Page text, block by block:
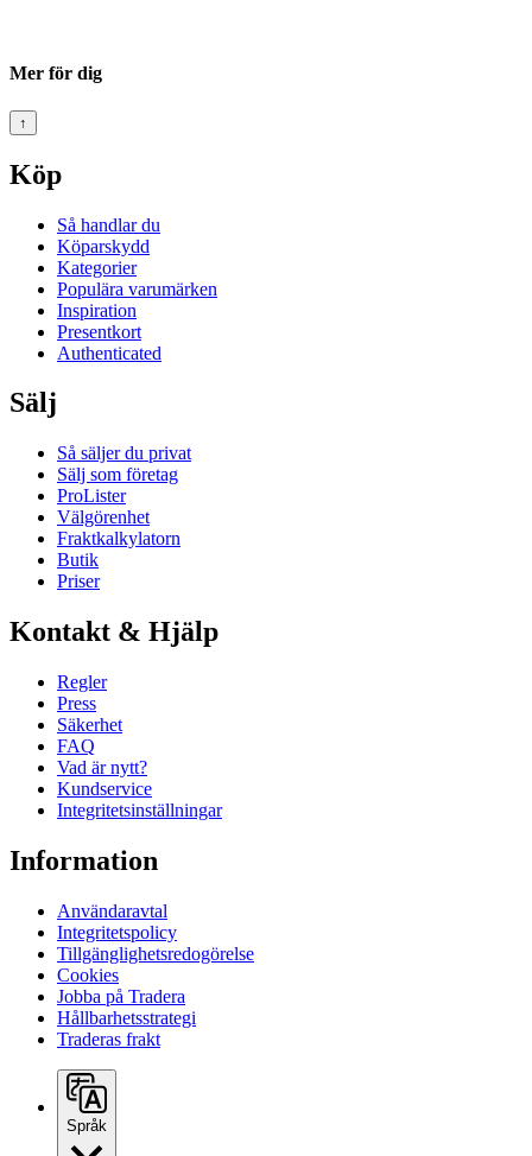
Mer för dig
↑
Köp
Så handlar du
Köparskydd
Kategorier
Populära varumärken
Inspiration
Presentkort
Authenticated
Sälj
Så säljer du privat
Sälj som företag
ProLister
Välgörenhet
Fraktkalkylatorn
Butik
Priser
Kontakt & Hjälp
Regler
Press
Säkerhet
FAQ
Vad är nytt?
Kundservice
Integritetsinställningar
Information
Användaravtal
Integritetspolicy
Tillgänglighetsredogörelse
Cookies
Jobba på Tradera
Hållbarhetsstrategi
Traderas frakt
Språk